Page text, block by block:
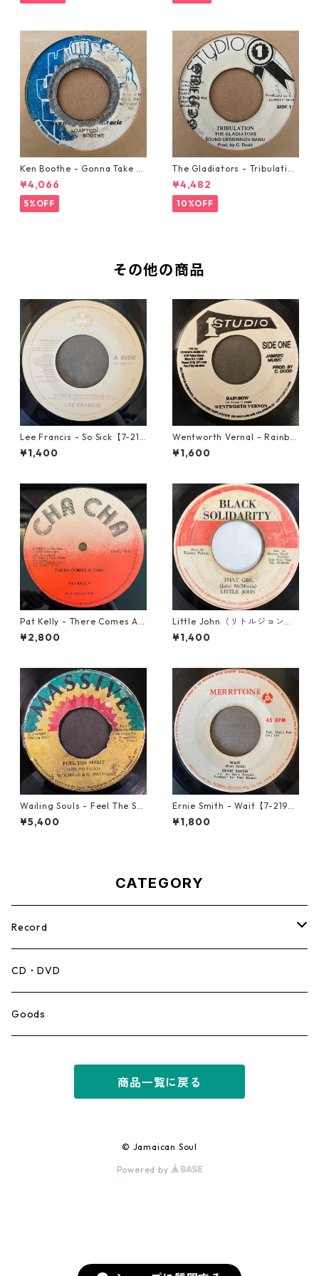
Ken Boothe - Gonna Take A
Miracle【7-21362】
¥4,066
5%OFF
The Gladiators - Tribulation
【7-21365】
¥4,482
10%OFF
その他の商品
Lee Francis - So Sick【7-219
25】
¥1,400
Wentworth Vernal - Rainbo
w【7-21940】
¥1,600
Pat Kelly - There Comes A T
ime【12-50057】
¥2,800
Little John（リトルジョン）
- That Girl 【7-20045】
¥1,400
Wailing Souls - Feel The Spi
rit【7-21955】
¥5,400
Ernie Smith - Wait【7-2196
0】
¥1,800
CATEGORY
Record
Mento,Calypso,Ballad
Ska
CD・DVD
Goods
商品一覧に戻る
© Jamaican Soul
Powered by